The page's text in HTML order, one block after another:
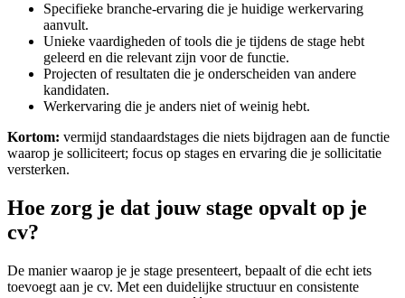
Specifieke branche-ervaring die je huidige werkervaring
aanvult.
Unieke vaardigheden of tools die je tijdens de stage hebt
geleerd en die relevant zijn voor de functie.
Projecten of resultaten die je onderscheiden van andere
kandidaten.
Werkervaring die je anders niet of weinig hebt.
Kortom: vermijd standaardstages die niets bijdragen aan de functie
waarop je solliciteert; focus op stages en ervaring die je sollicitatie
versterken.
Hoe zorg je dat jouw stage opvalt op je
cv?
De manier waarop je je stage presenteert, bepaalt of die echt iets
toevoegt aan je cv. Met een duidelijke structuur en consistente